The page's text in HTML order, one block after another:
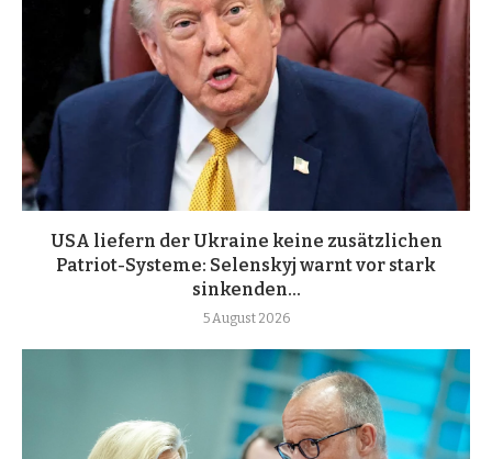
USA liefern der Ukraine keine zusätzlichen
Patriot-Systeme: Selenskyj warnt vor stark
sinkenden...
5 August 2026